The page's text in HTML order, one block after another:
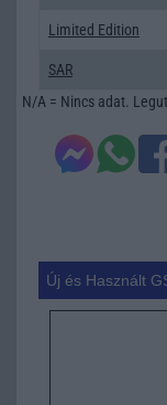
Limited Edition
SAR
N/A = Nincs adat.
Új és Használt